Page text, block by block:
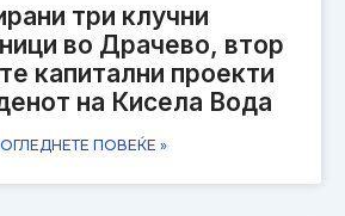
три клучни
во Драчево, втор
капитални проекти
на Кисела Вода
ПОВЕЌЕ »